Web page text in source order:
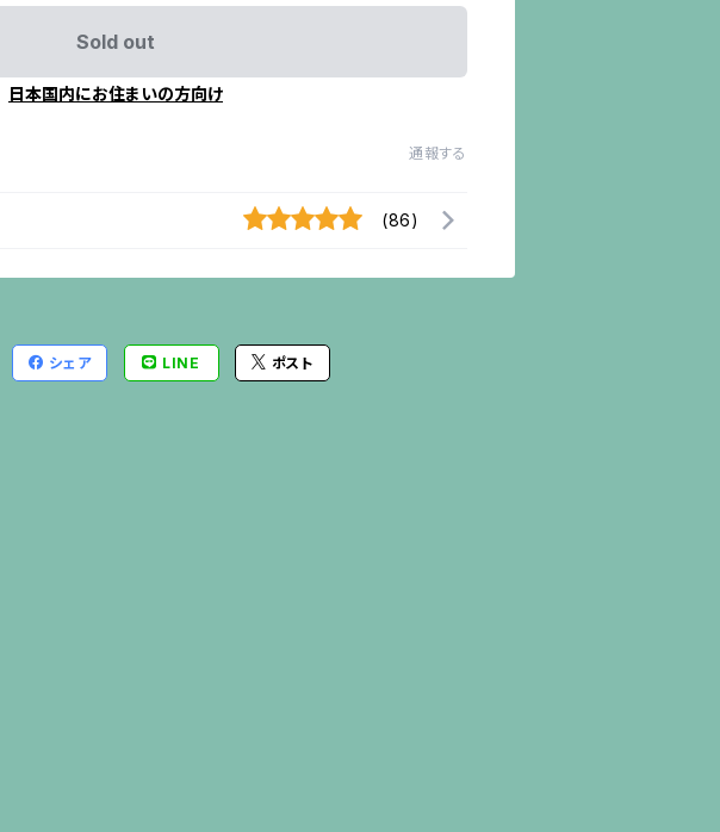
Sold out
日本国内にお住まいの方向け
通報する
(86)
シェア LINE ポスト